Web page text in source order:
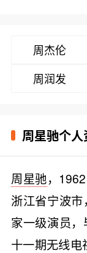
周杰伦
周润发
周星驰个人
周星驰，
浙江省宁波
家一级演员
十一期无线电